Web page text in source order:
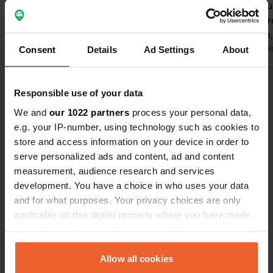
Consent Details Ad Settings About
Responsible use of your data
We and our 1022 partners process your personal data,
e.g. your IP-number, using technology such as cookies to
store and access information on your device in order to
serve personalized ads and content, ad and content
measurement, audience research and services
development. You have a choice in who uses your data
and for what purposes. Your privacy choices are only
applicable on this digital property where you have made
any time from the Cookie Declaration or by clicking on
the Privacy trigger icon.Allow all cookies
Traduit par GoogleAfficher l'original
nuits au
prévu. Le propriétaire est très gentil
et
une
Traduit par
Voir tous les 16 avis
Es-tu déjà venu ici ?
Contact
Via delle Conchiglie 7